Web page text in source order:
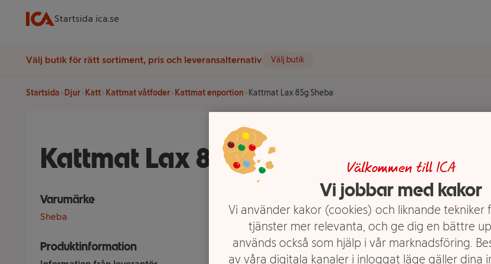
Startsida ica.se
Välj butik för rätt sortiment, pris och leveransalternativ Välj butik
Startsida Djur Katt Kattmat våtfoder Kattmat enportion Kattmat Lax 85g Sheba
Kattmat Lax 85g Sheba
Varumärke
Sheba
Produktinformation
Välkommen till ICA
Vi jobbar med kakor
Vi använder kakor (cookies) och liknande tekniker
tjänster mer relevanta, och ge dig en bättre
används också som hjälp i vår marknadsföring.
av våra digitala kanaler i inloggat läge gäller dina